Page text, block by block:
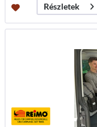
Részletek